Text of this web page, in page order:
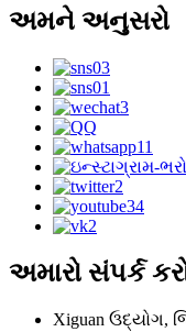
અમને અનુસરો
અમારો સંપર્ક
Xiguan ઉદ્યોગ,